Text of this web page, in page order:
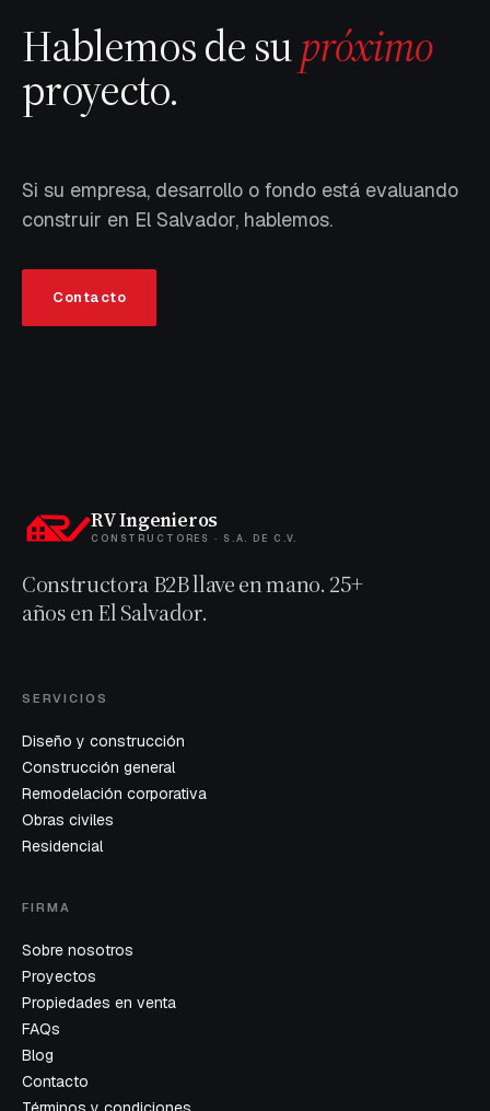
Hablemos de supróximo
proyecto.
Si su empresa, desarrollo o fondo está evaluando
construir en El Salvador, hablemos.
Contacto
RV Ingenieros
CONSTRUCTORES · S.A. DE C.V.
Constructora B2B llave en mano. 25+
años en El Salvador.
SERVICIOS
Diseño y construcción
Construcción general
Remodelación corporativa
Obras civiles
Residencial
FIRMA
Sobre nosotros
Proyectos
Propiedades en venta
FAQs
Blog
Contacto